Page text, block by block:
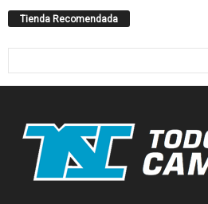
Tienda Recomendada